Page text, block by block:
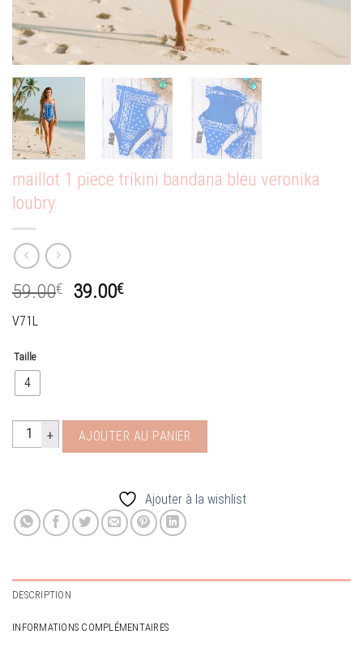
maillot 1 piece trikini bandana bleu veronika
loubry
59.00€
Le
39.00€Le
V71L
Taille
4
quantité de maillot 1 piece trikini bandana bleu veronika loubry
AJOUTER AU PANIER
Ajouter à la wishlist
DESCRIPTION
INFORMATIONS COMPLÉMENTAIRES